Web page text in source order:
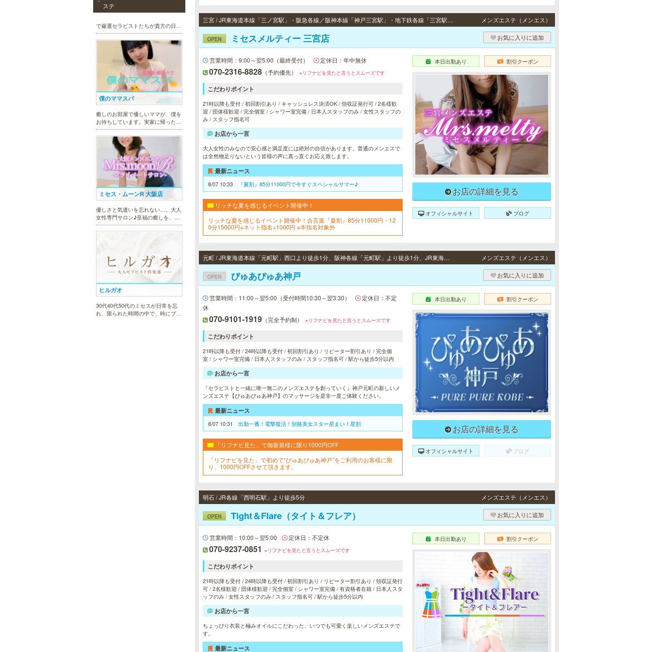
ステ
可愛いが溢れる!!ふたりきりの空間
で厳選セラピストたちが貴方の日頃
なしで身も心も満たされる至福の時
間をお楽しみいただけます。
僕のママスパ
癒しのお部屋で優しいママが、僕を
お待ちしています。実家に帰ったよ
うにくつろいで、暖かな母の愛に包
まれて下さい。心身ともの安らぎと
最高の癒しが貴方を待っています。
ミセス・ムーンR 大阪店
優しさと気遣いを忘れない…。大人
女性専門サロン♪至福の癒しを、お
約束致します。
ヒルガオ
30代40代50代のミセスが日常を忘
れ、限られた時間の中で、時にプロ
フェッショナルに、時に恋人らしく
大人セラピストの魅力を存分に発揮
三宮 / JR東海道本線「三ノ宮駅」・阪急各線／阪神本線「神戸三宮駅」・地下鉄各線「三宮駅」より徒歩6分 メンズエステ（メンエス）
OPEN ミセスメルティー 三宮店 お気に入りに追加
営業時間：9:00～翌5:00（最終受付） 定休日：年中無休
070-2316-8828 （予約優先） ※リフナビを見たと言うとスムーズです
こだわりポイント
21時以降も受付 / 初回割引あり / キャッシュレス決済OK / 領収証発行可 / 2名様歓
迎 / 団体様歓迎 / 完全個室 / シャワー室完備 / 日本人スタッフのみ / 女性スタッフの
み / スタッフ指名可
お店から一言
大人女性のみなので安心感と満足度には絶対の自信があります。普通のメンエスで
は全然物足りないという皆様の声に真っ直ぐお応え致します。
最新ニュース
8/07 10:33 『夏割』85分11000円で今すぐスペシャルサマー♪
リッチな夏を感じるイベント開催中！
リッチな夏を感じるイベント開催中！合言葉『夏割』85分11000円・12
0分15000円※ネット指名+1000円 ※本指名対象外
本日出勤あり 割引クーポン
お店の詳細を見る
オフィシャルサイト ブログ
元町 / JR東海道本線「元町駅」西口より徒歩1分、阪神各線「元町駅」より徒歩1分、JR東海道本線「三ノ宮駅」・阪急各線／阪神本線「神戸三宮駅」西口より徒歩10分 メンズエステ（メンエス）
OPEN ぴゅあぴゅあ神戸 お気に入りに追加
営業時間：11:00～翌5:00（受付時間10:30～翌3:30）
定休日：不定
休
070-9101-1919 （完全予約制） ※リフナビを見たと言うとスムーズです
こだわりポイント
21時以降も受付 / 24時以降も受付 / 初回割引あり / リピーター割引あり / 完全個
室 / シャワー室完備 / 日本人スタッフのみ / スタッフ指名可 / 駅から徒歩5分以内
お店から一言
『セラピストと一緒に唯一無二のメンズエステを創っていく』神戸元町の新しいメ
ンズエステ【ぴゅあぴゅあ神戸】のマッサージを是非一度ご体験ください。
最新ニュース
8/07 10:31 出勤一番！電撃復活！別格美女スター星まい！星割
「リフナビ見た」で御新規様に限り1000円OFF
「リフナビを見た」で初めて“ぴゅあぴゅあ神戸”をご利用のお客様に限
り、1000円OFFさせて頂きます。
本日出勤あり 割引クーポン
お店の詳細を見る
オフィシャルサイト ブログ
明石 / JR各線「西明石駅」より徒歩5分 メンズエステ（メンエス）
OPEN Tight＆Flare（タイト＆フレア） お気に入りに追加
営業時間：10:00～翌5:00 定休日：不定休
070-9237-0851 ※リフナビを見たと言うとスムーズです
こだわりポイント
21時以降も受付 / 24時以降も受付 / 初回割引あり / リピーター割引あり / 領収証発行
可 / 2名様歓迎 / 団体様歓迎 / 完全個室 / シャワー室完備 / 有資格者在籍 / 日本人スタ
ッフのみ / 女性スタッフのみ / スタッフ指名可 / 駅から徒歩5分以内
お店から一言
ちょっぴり衣装と極みオイルにこだわった、いつでも可愛く楽しいメンズエステで
す。
最新ニュース
本日出勤あり 割引クーポン